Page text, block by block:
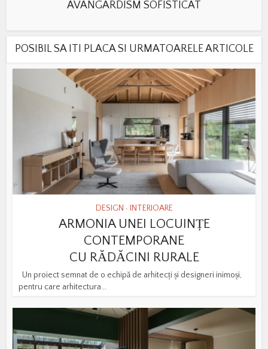
AVANGARDISM SOFISTICAT
POSIBIL SA ITI PLACA SI URMATOARELE ARTICOLE
DESIGN • INTERIOARE
ARMONIA UNEI LOCUINȚE
CONTEMPORANE
CU RĂDĂCINI RURALE
Un proiect semnat de o echipă de arhitecți și designeri inimoși,
pentru care arhitectura...